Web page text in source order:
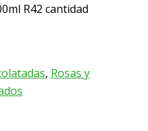
R42 cantidad
, Rosas y